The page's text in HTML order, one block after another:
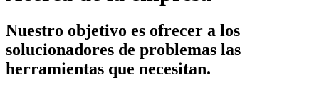
Nuestro objetivo es ofrecer a los
solucionadores de problemas las
herramientas que necesitan.